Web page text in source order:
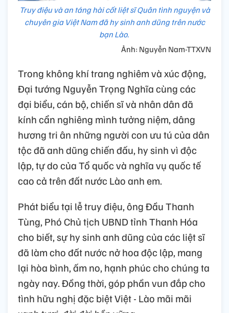
Truy điệu và an táng hài cốt liệt sĩ Quân tình nguyện và
chuyên gia Việt Nam đã hy sinh anh dũng trên nước
bạn Lào.
Ảnh: Nguyễn Nam-TTXVN
Trong không khí trang nghiêm và xúc động,
Đại tướng Nguyễn Trọng Nghĩa cùng các
đại biểu, cán bộ, chiến sĩ và nhân dân đã
kính cẩn nghiêng mình tưởng niệm, dâng
hương tri ân những người con ưu tú của dân
tộc đã anh dũng chiến đấu, hy sinh vì độc
lập, tự do của Tổ quốc và nghĩa vụ quốc tế
cao cả trên đất nước Lào anh em.
Phát biểu tại lễ truy điệu, ông Đầu Thanh
Tùng, Phó Chủ tịch UBND tỉnh Thanh Hóa
cho biết, sự hy sinh anh dũng của các liệt sĩ
đã làm cho đất nước nở hoa độc lập, mang
lại hòa bình, ấm no, hạnh phúc cho chúng ta
ngày nay. Đồng thời, góp phần vun đắp cho
tình hữu nghị đặc biệt Việt - Lào mãi mãi